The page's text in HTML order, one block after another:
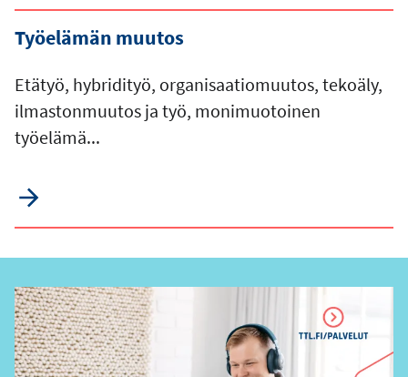
Työelämän muutos
Etätyö, hybridityö, organisaatiomuutos, tekoäly,
ilmastonmuutos ja työ, monimuotoinen
työelämä...